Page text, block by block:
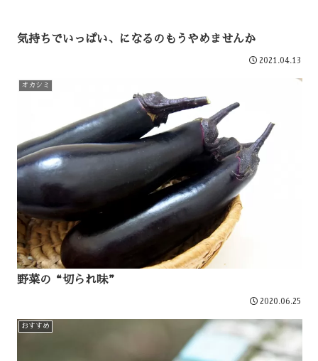
気持ちでいっぱい、になるのもうやめませんか
2021.04.13
オカシミ
野菜の“切られ味”
2020.06.25
おすすめ